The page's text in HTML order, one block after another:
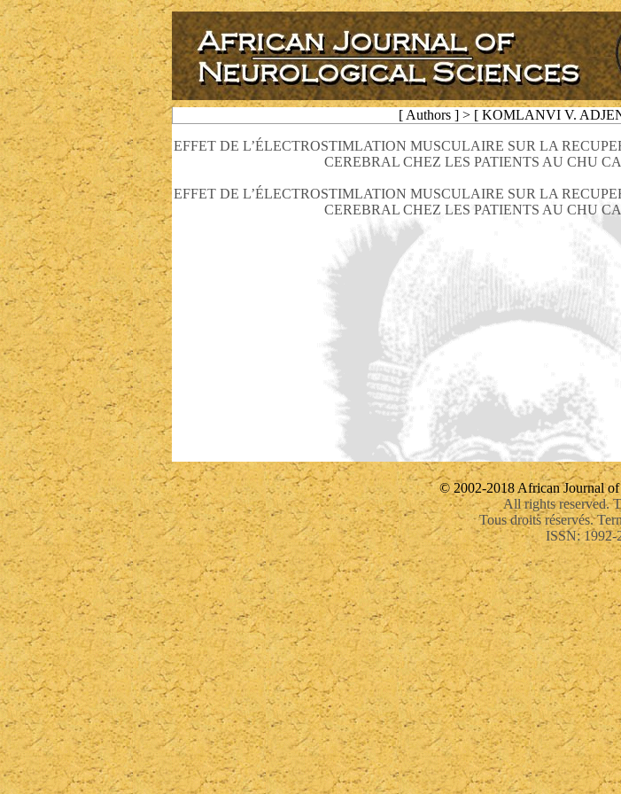
[ Authors ] > [ KOMLANVI V.
EFFET DE L’ÉLECTROSTIMLATION MUSCULAIRE SUR LA
CEREBRAL CHEZ LES PATIENTS AU CHU
EFFET DE L’ÉLECTROSTIMLATION MUSCULAIRE SUR LA
CEREBRAL CHEZ LES PATIENTS AU CHU
© 2002-2018 African Journal
All rights reserved.
Tous droits réservés.
ISSN: 1992-